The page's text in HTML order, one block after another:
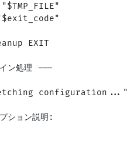
EXIT
ン処理 ---
configuration..."
ョン説明: